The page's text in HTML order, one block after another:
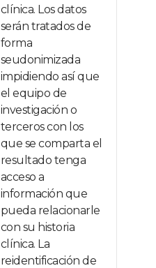
clínica. Los datos
serán tratados de
forma
seudonimizada
impidiendo así que
el equipo de
investigación o
terceros con los
que se comparta el
resultado tenga
acceso a
información que
pueda relacionarle
con su historia
clínica. La
reidentificación de